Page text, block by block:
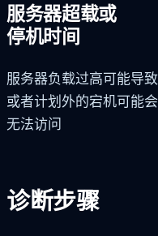
服务器超载或
停机时间
服务器负载过高可能导
或者计划外的宕机可能
无法访问
诊断步骤